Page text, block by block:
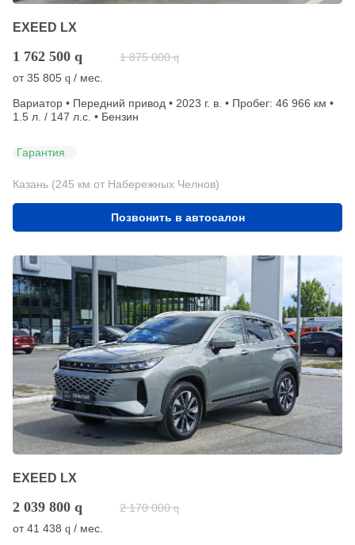
EXEED LX
1 762 500 q 1 875 000 q
от35 805 q / мес.
Вариатор • Передний привод • 2023 г. в. • Пробег: 46 966 км •
1.5 л. / 147 л.с. • Бензин
Гарантия
Казань (245 км от Набережных Челнов)
Позвонить в автосалон
EXEED LX
2 039 800 q 2 170 000 q
от41 438 q / мес.